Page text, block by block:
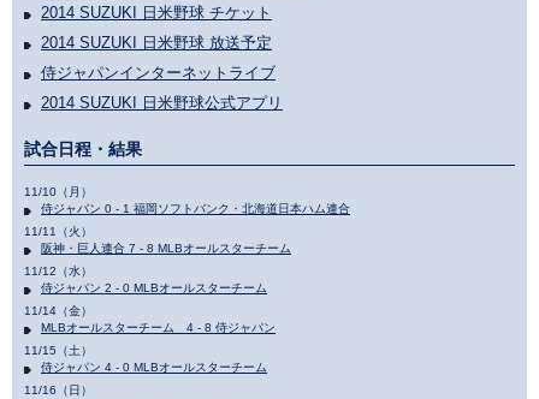
2014 SUZUKI 日米野球 チケット
2014 SUZUKI 日米野球 放送予定
侍ジャパンインターネットライブ
2014 SUZUKI 日米野球公式アプリ
試合日程・結果
11/10（月）
侍ジャパン 0 - 1 福岡ソフトバンク・北海道日本ハム連合
11/11（火）
阪神・巨人連合 7 - 8 MLBオールスターチーム
11/12（水）
侍ジャパン 2 - 0 MLBオールスターチーム
11/14（金）
MLBオールスターチーム 4 - 8 侍ジャパン
11/15（土）
侍ジャパン 4 - 0 MLBオールスターチーム
11/16（日）